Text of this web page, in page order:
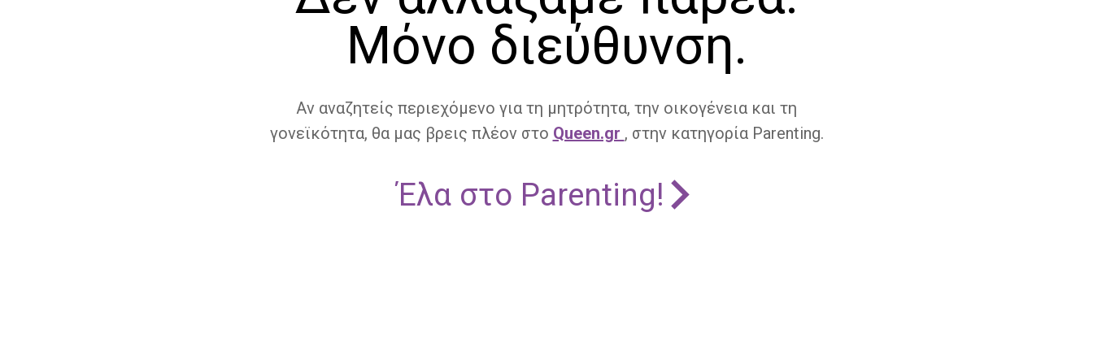
Μόνο διεύθυνση.
Αν αναζητείς περιεχόμενο για τη μητρότητα, την οικογένεια και τη
γονεϊκότητα, θα μας βρεις πλέον στο Queen.gr , στην κατηγορία Parenting.
Έλα στο Parenting!